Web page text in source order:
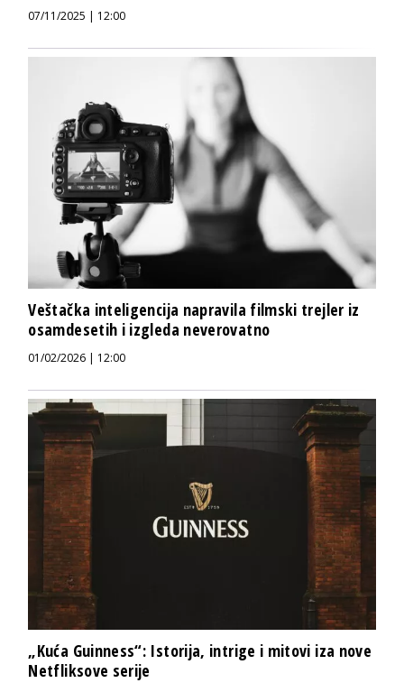
07/11/2025 | 12:00
Veštačka inteligencija napravila filmski trejler iz
osamdesetih i izgleda neverovatno
01/02/2026 | 12:00
„Kuća Guinness“: Istorija, intrige i mitovi iza nove
Netfliksove serije